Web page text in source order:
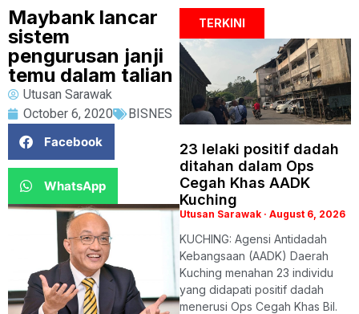
Maybank lancar
sistem
pengurusan janji
temu dalam talian
Utusan Sarawak
October 6, 2020
BISNES
Facebook
WhatsApp
TERKINI
23 lelaki positif dadah
ditahan dalam Ops
Cegah Khas AADK
Kuching
Utusan Sarawak August 6, 2026
KUCHING: Agensi Antidadah
Kebangsaan (AADK) Daerah
Kuching menahan 23 individu
yang didapati positif dadah
menerusi Ops Cegah Khas Bil.